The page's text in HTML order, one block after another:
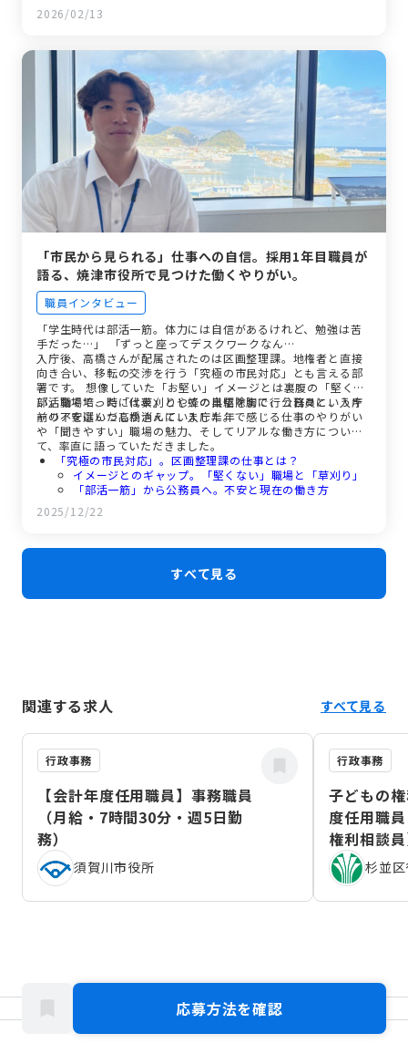
2026/02/13
「市民から見られる」仕事への自信。採用1年目職員が
語る、焼津市役所で見つけた働くやりがい。
職員インタビュー
「学生時代は部活一筋。体力には自信があるけれど、勉強は苦
手だった…」 「ずっと座ってデスクワークなん…
入庁後、高橋さんが配属されたのは区画整理課。地権者と直接
向き合い、移転の交渉を行う「究極の市民対応」とも言える部
署です。 想像していた「お堅い」イメージとは裏腹の「堅くな
い」職場で、時には草刈りや蜂の巣駆除まで行う日々に、入庁
前の不安はいつしか消えていました。
部活動で培った「代表」としての自信を胸に、公務員というキ
ャリアを選んだ高橋さんに、入庁半年で感じる仕事のやりがい
や「聞きやすい」職場の魅力、そしてリアルな働き方につい
て、率直に語っていただきました。
「究極の市民対応」。区画整理課の仕事とは？
イメージとのギャップ。「堅くない」職場と「草刈り」
「部活一筋」から公務員へ。不安と現在の働き方
「代表」としての自信。私が公務員を選んだ理由
面接対策は「カンペなし」。若手職員としての想いと
2025/12/22
すべて見る
関連する求人 すべて見る
行政事務
【会計年度任用職員】事務職員
（月給・7時間30分・週5日勤
務）
須賀川市役所
行政事務
子どもの
度任用職
権利相談
（2026年
杉並
応募方法を確認